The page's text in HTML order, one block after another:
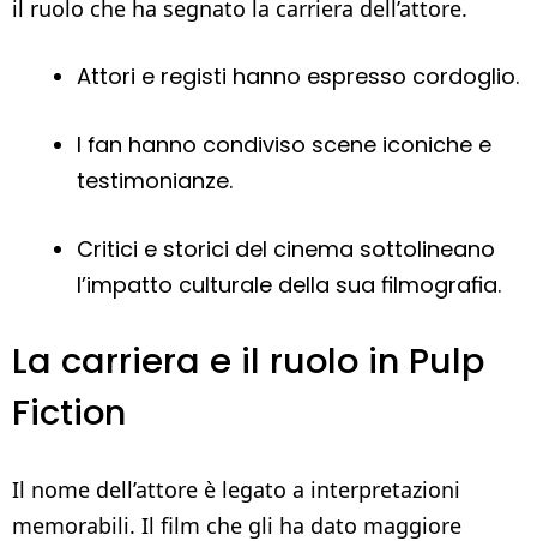
il ruolo che ha segnato la carriera dell’attore.
Attori e registi hanno espresso cordoglio.
I fan hanno condiviso scene iconiche e
testimonianze.
Critici e storici del cinema sottolineano
l’impatto culturale della sua filmografia.
La carriera e il ruolo in Pulp
Fiction
Il nome dell’attore è legato a interpretazioni
memorabili. Il film che gli ha dato maggiore